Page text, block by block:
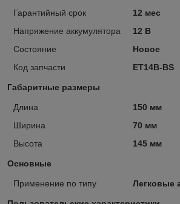
Гарантийный срок
12 мес
Напряжение аккумулятора
12 В
Состояние
Новое
Код запчасти
ET14B-BS
Габаритные размеры
Длина
150 мм
Ширина
70 мм
Высота
145 мм
Основные
Применение по типу Легковые